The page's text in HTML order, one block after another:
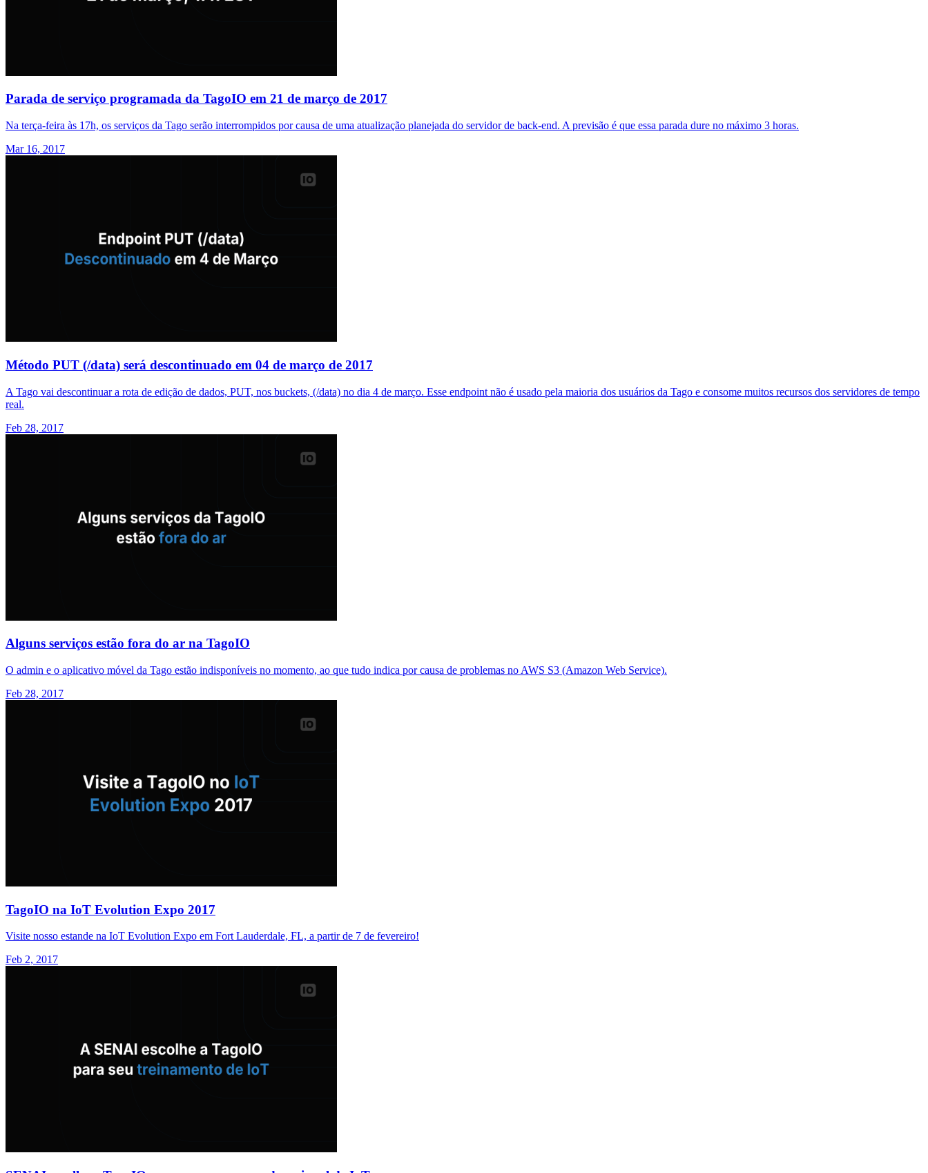
Parada de serviço programada da TagoIO em 21 de março de 2017
Na terça-feira às 17h, os serviços da Tago serão interrompidos por causa de uma atualização planejada do servidor de back-end. A previsão é que essa parada dure no máximo 3 horas.
Mar 16, 2017
Método PUT (/data) será descontinuado em 04 de março de 2017
A Tago vai descontinuar a rota de edição de dados, PUT, nos buckets, (/data) no dia 4 de março. Esse endpoint não é usado pela maioria dos usuários da Tago e consome muitos recursos dos servidores de tempo
real.
Feb 28, 2017
Alguns serviços estão fora do ar na TagoIO
O admin e o aplicativo móvel da Tago estão indisponíveis no momento, ao que tudo indica por causa de problemas no AWS S3 (Amazon Web Service).
Feb 28, 2017
TagoIO na IoT Evolution Expo 2017
Visite nosso estande na IoT Evolution Expo em Fort Lauderdale, FL, a partir de 7 de fevereiro!
Feb 2, 2017